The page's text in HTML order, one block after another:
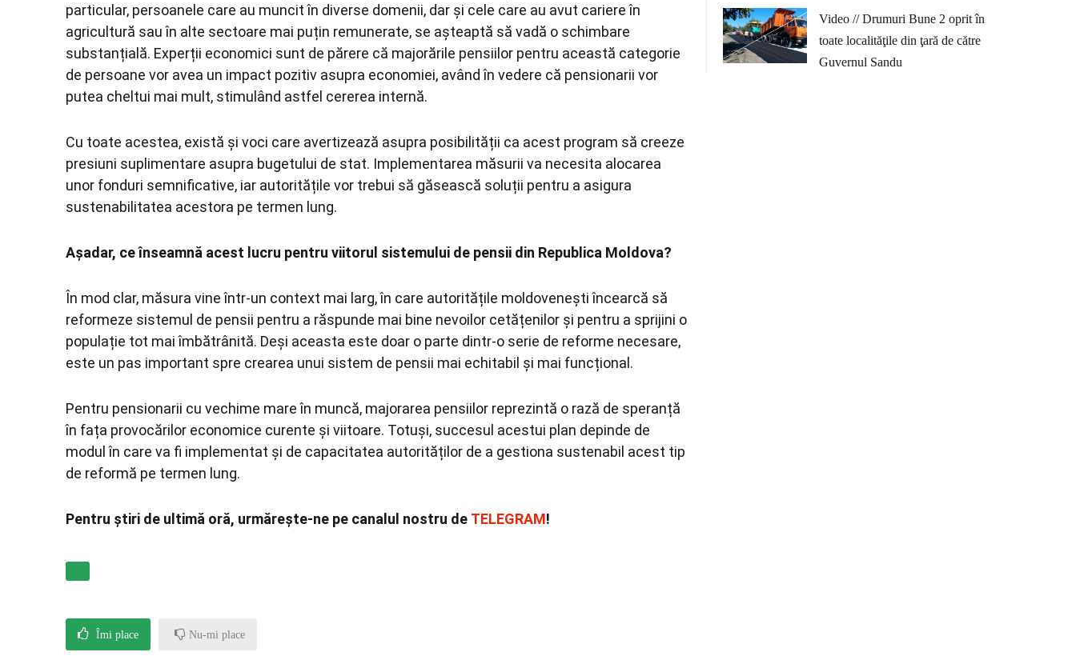
particular, persoanele care au muncit în diverse domenii, dar și cele care au avut cariere în
agricultură sau în alte sectoare mai puțin remunerate, se așteaptă să vadă o schimbare
substanțială. Experții economici sunt de părere că majorările pensiilor pentru această categorie
de persoane vor avea un impact pozitiv asupra economiei, având în vedere că pensionarii vor
putea cheltui mai mult, stimulând astfel cererea internă.
Cu toate acestea, există și voci care avertizează asupra posibilității ca acest program să creeze
presiuni suplimentare asupra bugetului de stat. Implementarea măsurii va necesita alocarea
unor fonduri semnificative, iar autoritățile vor trebui să găsească soluții pentru a asigura
sustenabilitatea acestora pe termen lung.
Așadar, ce înseamnă acest lucru pentru viitorul sistemului de pensii din Republica Moldova?
În mod clar, măsura vine într-un context mai larg, în care autoritățile moldovenești încearcă să
reformeze sistemul de pensii pentru a răspunde mai bine nevoilor cetățenilor și pentru a sprijini o
populație tot mai îmbătrânită. Deși aceasta este doar o parte dintr-o serie de reforme necesare,
este un pas important spre crearea unui sistem de pensii mai echitabil și mai funcțional.
Pentru pensionarii cu vechime mare în muncă, majorarea pensiilor reprezintă o rază de speranță
în fața provocărilor economice curente și viitoare. Totuși, succesul acestui plan depinde de
modul în care va fi implementat și de capacitatea autorităților de a gestiona sustenabil acest tip
de reformă pe termen lung.
Pentru știri de ultimă oră, urmărește-ne pe canalul nostru de TELEGRAM!
Îmi place Nu-mi place
Video // Drumuri Bune 2 oprit în
toate localităţile din ţară de către
Guvernul Sandu